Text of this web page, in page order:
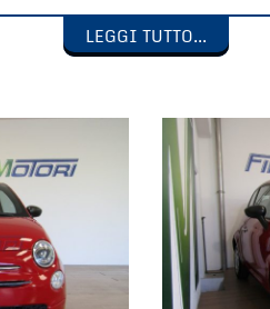
LEGGI TUTTO...